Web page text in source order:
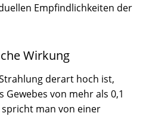
Empfindlichkeiten der
Wirkung
derart hoch ist,
Gewebes von mehr als 0,1
man von einer